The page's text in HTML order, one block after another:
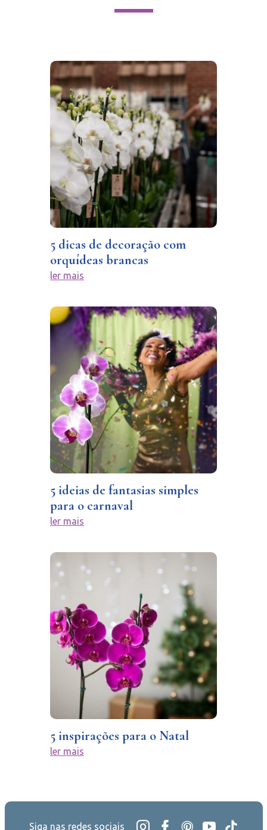
5 dicas de decoração com
orquídeas brancas
ler mais
5 ideias de fantasias simples
para o carnaval
ler mais
5 inspirações para o Natal
ler mais
Siga nas redes sociais